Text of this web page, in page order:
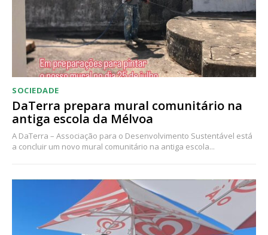
Ofertas para assinatura anual
Escolha o plano
SOCIEDADE
DaTerra prepara mural comunitário na
antiga escola da Mélvoa
A DaTerra – Associação para o Desenvolvimento Sustentável está
a concluir um novo mural comunitário na antiga escola...